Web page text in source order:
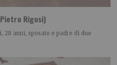
Rigosi)
anni, sposato e padre di due